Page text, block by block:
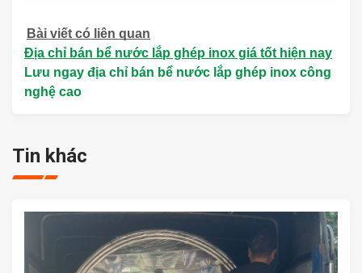
Bài viết có liên quan
Địa chỉ bán bể nước lắp ghép inox giá tốt hiện nay
Lưu ngay địa chỉ bán bể nước lắp ghép inox công
nghệ cao
Tin khác